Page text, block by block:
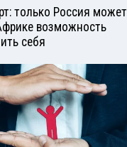
только Россия может
возможность
себя